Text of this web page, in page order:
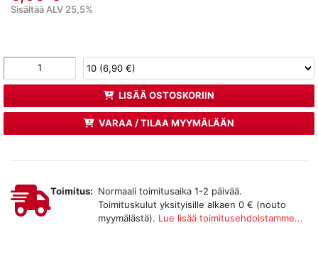
Sisältää ALV 25,5%
LISÄÄ OSTOSKORIIN
VARAA / TILAA MYYMÄLÄÄN
Toimitus: Normaali toimitusaika 1-2 päivää.
Toimituskulut yksityisille alkaen 0 € (nouto
myymälästä). Lue lisää toimitusehdoistamme...